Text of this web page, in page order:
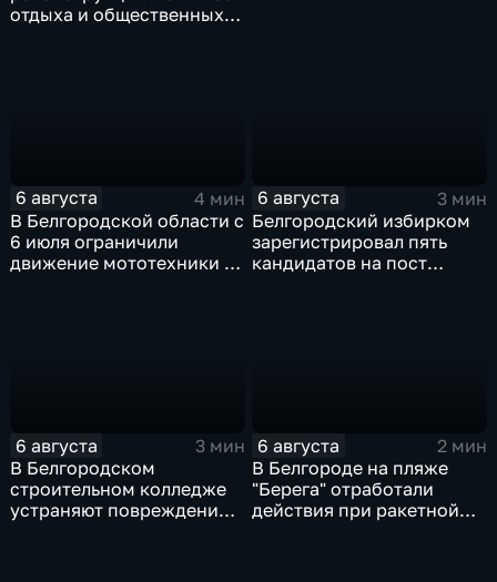
отдыха и общественных
6 августа
4 мин
В Белгородской области с
6 июля ограничили
движение мототехники в
6 августа
3 мин
Белгородский избирком
зарегистрировал пять
кандидатов на пост
6 августа
3 мин
В Белгородском
строительном колледже
устраняют повреждения
6 августа
2 мин
В Белгороде на пляже
"Берега" отработали
действия при ракетной